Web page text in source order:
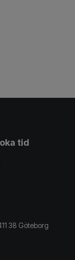
tid
38 Göteborg